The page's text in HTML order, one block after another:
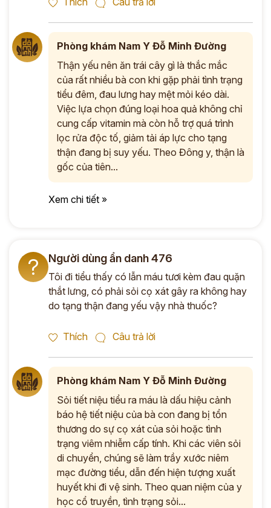
Phòng khám Nam Y Đỗ Minh Đường
Thận yếu nên ăn trái cây gì là thắc mắc
của rất nhiều bà con khi gặp phải tình trạng
tiểu đêm, đau lưng hay mệt mỏi kéo dài.
Việc lựa chọn đúng loại hoa quả không chỉ
cung cấp vitamin mà còn hỗ trợ quá trình
lọc rửa độc tố, giảm tải áp lực cho tạng
thận đang bị suy yếu. Theo Đông y, thận là
gốc của tiên...
Xem chi tiết »
? Người dùng ẩn danh 476
Tôi đi tiểu thấy có lẫn máu tươi kèm đau quặn
thắt lưng, có phải sỏi cọ xát gây ra không hay
do tạng thận đang yếu vậy nhà thuốc?
Thích Câu trả lời
Phòng khám Nam Y Đỗ Minh Đường
Sỏi tiết niệu tiểu ra máu là dấu hiệu cảnh
báo hệ tiết niệu của bà con đang bị tổn
thương do sự cọ xát của sỏi hoặc tình
trạng viêm nhiễm cấp tính. Khi các viên sỏi
di chuyển, chúng sẽ làm trầy xước niêm
mạc đường tiểu, dẫn đến hiện tượng xuất
huyết khi đi vệ sinh. Theo quan niệm của y
học cổ truyền, tình trạng sỏi...
*
ĐĂNG KÝ TƯ VẤN »
ĐĂNG KÝ ĐẾN KHÁM TRỰC TIẾP
Thông tin của bạn được bảo mật và chỉ sử dụng cho mục đích tư vấn.